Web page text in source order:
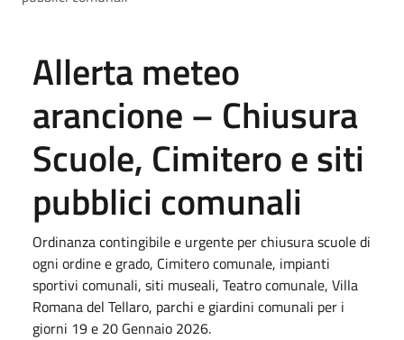
Allerta meteo
arancione – Chiusura
Scuole, Cimitero e siti
pubblici comunali
Ordinanza contingibile e urgente per chiusura scuole di
ogni ordine e grado, Cimitero comunale, impianti
sportivi comunali, siti museali, Teatro comunale, Villa
Romana del Tellaro, parchi e giardini comunali per i
giorni 19 e 20 Gennaio 2026.